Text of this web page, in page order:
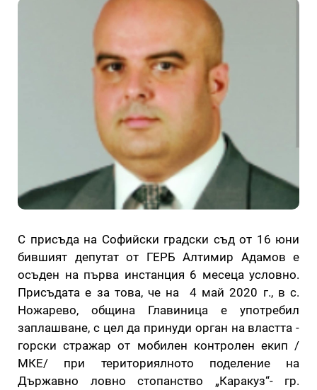
С присъда на Софийски градски съд от 16 юни
бившият депутат от ГЕРБ Алтимир Адамов е
осъден на първа инстанция 6 месеца условно.
Присъдата е за това, че на 4 май 2020 г., в с.
Ножарево, община Главиница е употребил
заплашване, с цел да принуди орган на властта -
горски стражар от мобилен контролен екип /
МКЕ/ при териториялното поделение на
Държавно ловно стопанство „Каракуз“- гр.